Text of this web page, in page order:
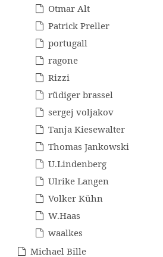
Otmar Alt
Patrick Preller
portugall
ragone
Rizzi
rüdiger brassel
sergej voljakov
Tanja Kiesewalter
Thomas Jankowski
U.Lindenberg
Ulrike Langen
Volker Kühn
W.Haas
waalkes
Michael Bille